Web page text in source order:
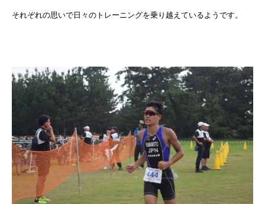
それぞれの思いで日々のトレーニングを乗り越えているようです。